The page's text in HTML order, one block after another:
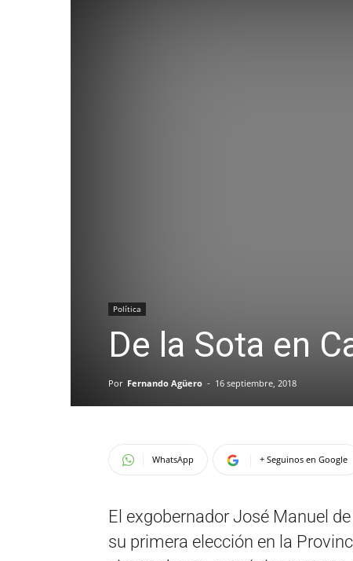
Política
De la Sota en
Por Fernando Agüero - 16 septiembre, 2018
WhatsApp + Seguinos en Google
El exgobernador José Manuel
su primera elección en la